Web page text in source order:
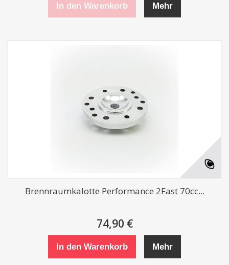
In den Warenkorb Mehr
Brennraumkalotte Performance 2Fast 70cc...
74,90 €
In den Warenkorb Mehr